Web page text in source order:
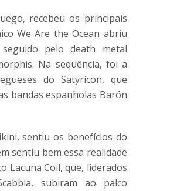
recebeu os principais
We Are the Ocean abriu
pelo death metal
Na sequência, foi a
do Satyricon, que
bandas espanholas Barón
sentiu os benefícios do
sentiu bem essa realidade
Lacuna Coil, que, liderados
subiram ao palco